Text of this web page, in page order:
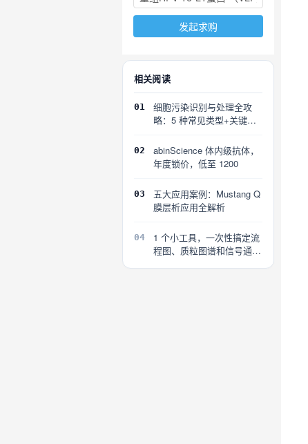
发起求购
相关阅读
01
细胞污染识别与处理全攻
略：5 种常见类型+关键误
02
abinScience 体内级抗体，
年度锁价，低至 1200
03
五大应用案例：Mustang Q
膜层析应用全解析
04
1 个小工具，一次性搞定流
程图、质粒图谱和信号通路